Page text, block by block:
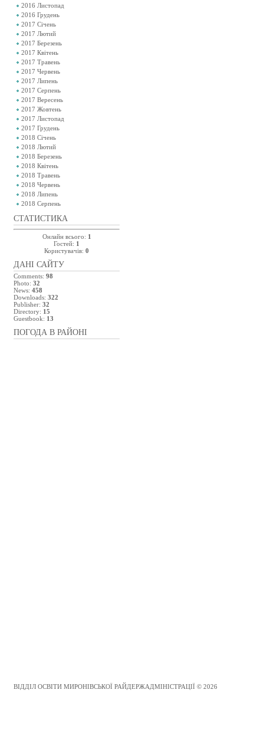
2016 Листопад
2016 Грудень
2017 Січень
2017 Лютий
2017 Березень
2017 Квітень
2017 Травень
2017 Червень
2017 Липень
2017 Серпень
2017 Вересень
2017 Жовтень
2017 Листопад
2017 Грудень
2018 Січень
2018 Лютий
2018 Березень
2018 Квітень
2018 Травень
2018 Червень
2018 Липень
2018 Серпень
СТАТИСТИКА
Онлайн всього: 1
Гостей: 1
Користувачів: 0
ДАНІ САЙТУ
Comments: 98
Photo: 32
News: 458
Downloads: 322
Publisher: 32
Directory: 15
Guestbook: 13
ПОГОДА В РАЙОНІ
ВІДДІЛ ОСВІТИ МИРОНІВСЬКОЇ РАЙДЕРЖАДМІНІСТРАЦІЇ © 2026